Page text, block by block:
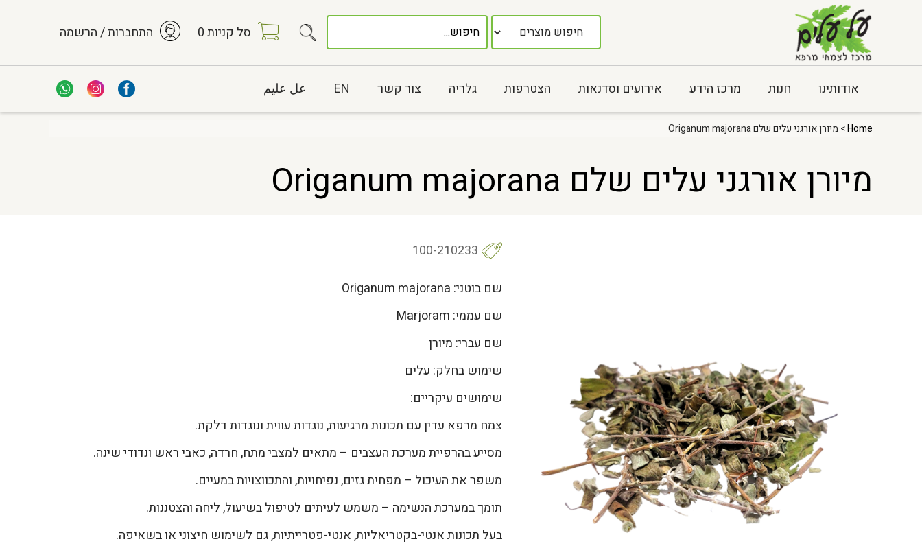
סל קניות0 התחברות / הרשמה
אודותינו חנות מרכז הידע אירועים וסדנאות הצטרפות גלריה צור קשר EN عل عليم
Home> מיורן אורגני עלים שלם Origanum majorana
מיורן אורגני עלים שלם Origanum majorana
100-210233
שם בוטני: Origanum majorana
שם עממי: Marjoram
שם עברי: מיורן
שימוש בחלק: עלים
שימושים עיקריים:
צמח מרפא עדין עם תכונות מרגיעות, נוגדות עווית ונוגדות דלקת.
מסייע בהרפיית מערכת העצבים – מתאים למצבי מתח, חרדה, כאבי ראש ונדודי שינה.
משפר את העיכול – מפחית גזים, נפיחויות, והתכווצויות במעיים.
תומך במערכת הנשימה – משמש לעיתים לטיפול בשיעול, ליחה והצטננות.
בעל תכונות אנטי-בקטריאליות, אנטי-פטרייתיות, גם לשימוש חיצוני או בשאיפה.